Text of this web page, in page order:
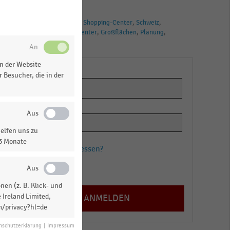
Shopping-Center Schweiz
Factory-Outlet-Center Großflächen Planung
Retail Park
Passwort vergessen?
Registrieren
der Website
Besucher, die in der
uns zu
Monate
(z. B. Klick- und
Ireland Limited,
privacy?hl=de
Impressum